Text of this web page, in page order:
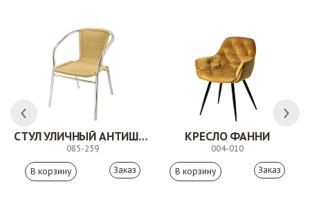
СТУЛ УЛИЧНЫЙ АНТИШОН
085-239
Заказ
КРЕСЛО ФАННИ
004-010
Заказ